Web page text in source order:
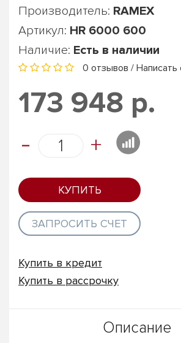
Производитель: RAMEX
Артикул: HR 6000 600
Наличие: Есть в наличии
0 отзывов / Написать
173 948 р.
- +
КУПИТЬ
ЗАПРОСИТЬ СЧЕТ
Купить в кредит
Купить в рассрочку
Описание